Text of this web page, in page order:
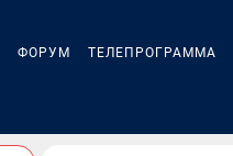
ФОРУМ ТЕЛЕПРОГРАММА